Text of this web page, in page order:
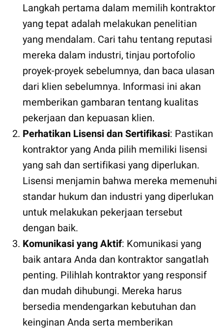
Langkah pertama dalam memilih kontraktor
yang tepat adalah melakukan penelitian
yang mendalam. Cari tahu tentang reputasi
mereka dalam industri, tinjau portofolio
proyek-proyek sebelumnya, dan baca ulasan
dari klien sebelumnya. Informasi ini akan
memberikan gambaran tentang kualitas
pekerjaan dan kepuasan klien.
Perhatikan Lisensi dan Sertifikasi: Pastikan
kontraktor yang Anda pilih memiliki lisensi
yang sah dan sertifikasi yang diperlukan.
Lisensi menjamin bahwa mereka memenuhi
standar hukum dan industri yang diperlukan
untuk melakukan pekerjaan tersebut
dengan baik.
Komunikasi yang Aktif: Komunikasi yang
baik antara Anda dan kontraktor sangatlah
penting. Pilihlah kontraktor yang responsif
dan mudah dihubungi. Mereka harus
bersedia mendengarkan kebutuhan dan
keinginan Anda serta memberikan